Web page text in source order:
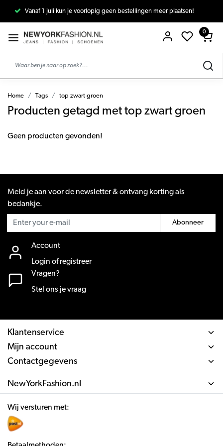
Vanaf 1 juli kun je voorlopig geen bestellingen meer plaatsen!
0
Home Tags top zwart groen
Producten getagd met top zwart groen
Geen producten gevonden!
Meld je aan voor de newsletter & ontvang korting als
bedankje.
Abonneer
Account
Login of registreer
Vragen?
Stel ons je vraag
Klantenservice
Mijn account
Contactgegevens
NewYorkFashion.nl
Wij versturen met: